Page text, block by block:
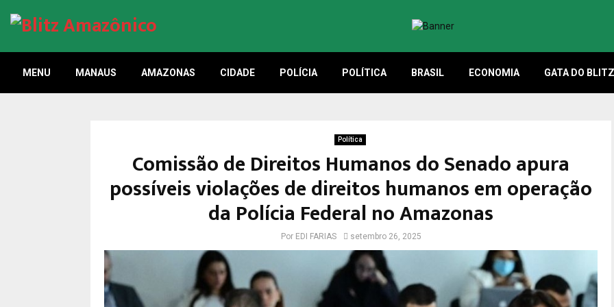
MENU MANAUS AMAZONAS CIDADE POLÍCIA POLÍTICA BRASIL ECONOMIA GATA DO BLITZ
Política
Comissão de Direitos Humanos do Senado apura
possíveis violações de direitos humanos em operação
da Polícia Federal no Amazonas
Por EDI FARIAS setembro 26, 2025